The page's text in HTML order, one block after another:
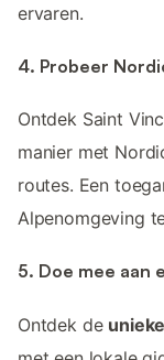
ervaren.
4. Probeer
Ontdek Saint
manier met
routes. Een
Alpenomgeving
5. Doe mee aan
Ontdek de